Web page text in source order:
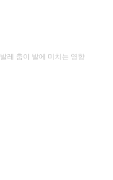
발레 춤이 발에 미치는 영향